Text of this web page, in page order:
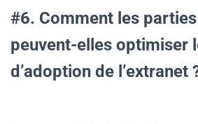
#6. Comment les
peuvent-elles optimiser
d’adoption de l’extranet